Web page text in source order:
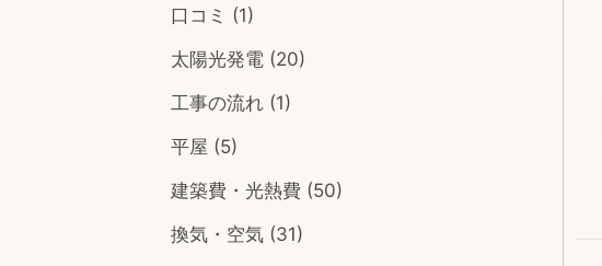
口コミ (1)
太陽光発電 (20)
工事の流れ (1)
平屋 (5)
建築費・光熱費 (50)
換気・空気 (31)